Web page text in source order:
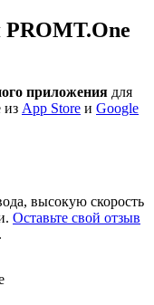
приложения для
из App Store и Google
высокую скорость
Оставьте свой отзыв